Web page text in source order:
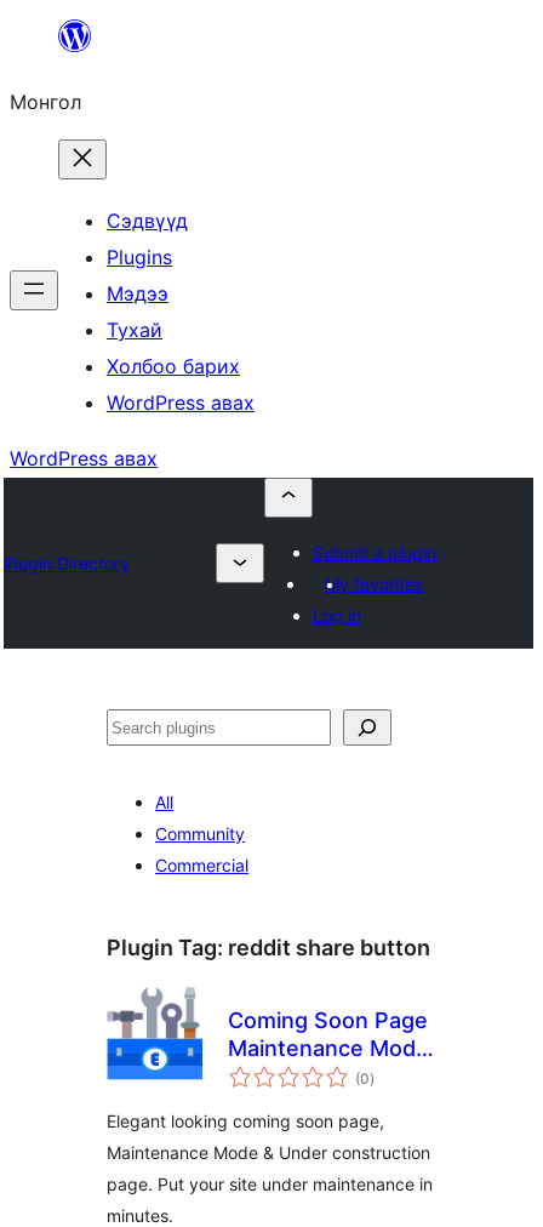
Агуулга
алгасах
Монгол
Сэдвүүд
Plugins
Мэдээ
Тухай
Холбоо барих
WordPress авах
WordPress авах
Plugin Directory
Submit a plugin
My favorites
Log in
Хайх
All
Community
Commercial
Plugin Tag: reddit share button
Coming Soon Page
Maintenance Mode
Under Construction
(0total
ratings
)
Elegant looking coming soon page,
Maintenance Mode & Under construction
page. Put your site under maintenance in
minutes.